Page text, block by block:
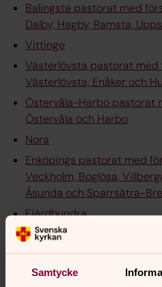
Samtycke
Balingsta pastorat med
Dalby, Hagby, Ramsta,
Vittinge
Västerlövsta pastorat med
Västerlövsta, Enåker och
Östervåla-Harbo pastorat
Östervåla och Harbo
Nora
Enköpings pastorat med
Veckholm, Boglösa,
Åsunda och Sparrsätra-
Fjärdhundra
Lagunda